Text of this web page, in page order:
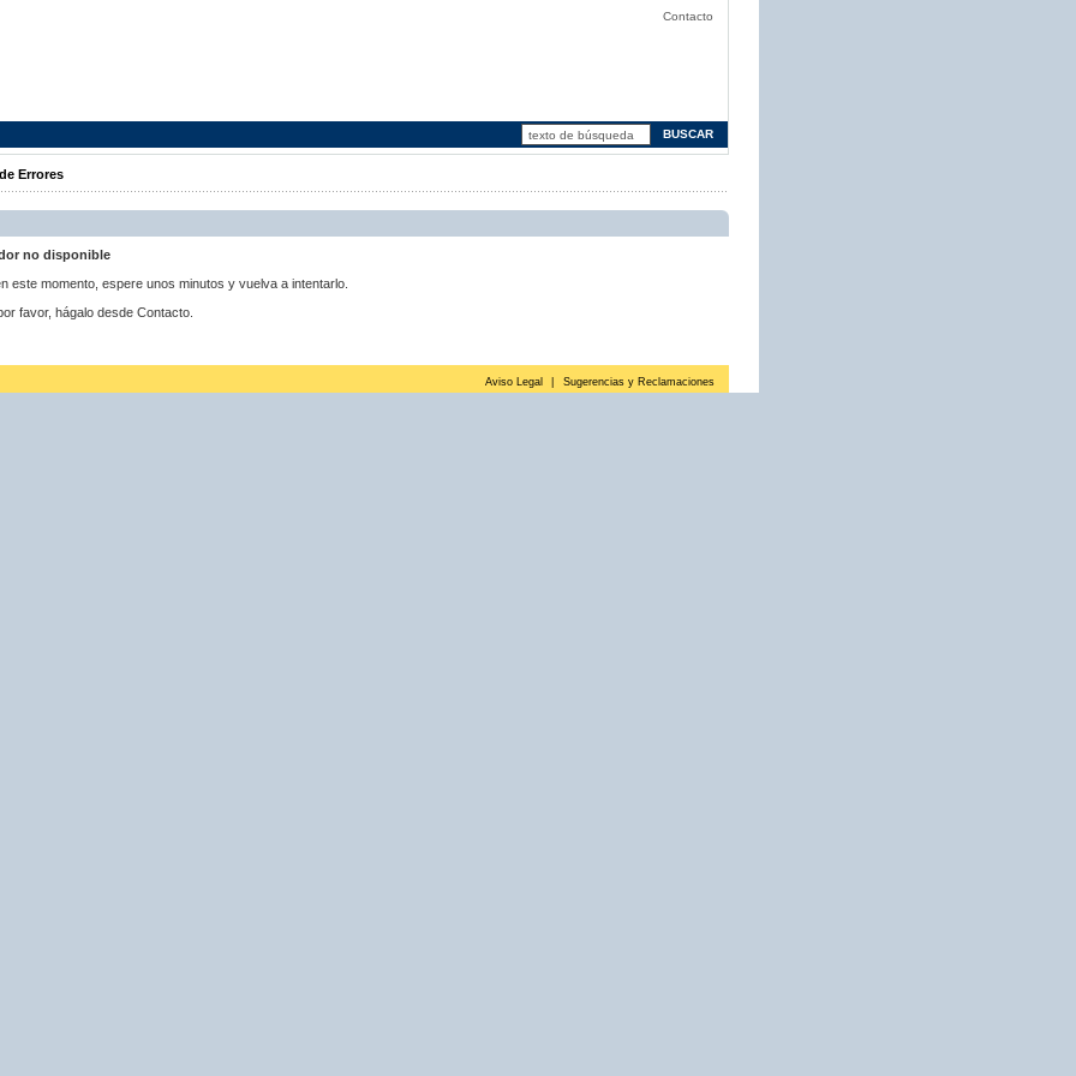
Contacto
Errores
no disponible
este momento, espere unos minutos y vuelva a intentarlo.
favor, hágalo desde Contacto.
Aviso Legal Sugerencias y Reclamaciones